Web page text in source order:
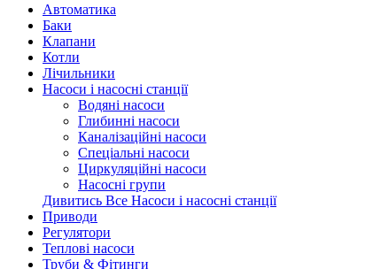
Автоматика
Баки
Клапани
Котли
Лічильники
Насоси і насосні станції
Водяні насоси
Глибинні насоси
Каналізаційні насоси
Спеціальні насоси
Циркуляційні насоси
Насосні групи
Дивитись Все Насоси і насосні станції
Приводи
Регулятори
Теплові насоси
Труби & Фітинги